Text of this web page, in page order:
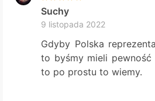
Suchy
9 listopada 2022
Gdyby Polska
to byśmy mieli
to po prostu to wiemy.